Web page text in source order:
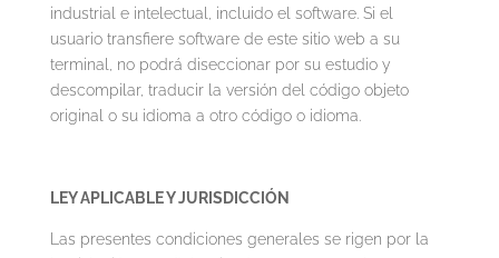
industrial e intelectual, incluido el software. Si el
usuario transfiere software de este sitio web a su
terminal, no podrá diseccionar por su estudio y
descompilar, traducir la versión del código objeto
original o su idioma a otro código o idioma.
LEY APLICABLE Y JURISDICCIÓN
Las presentes condiciones generales se rigen por la